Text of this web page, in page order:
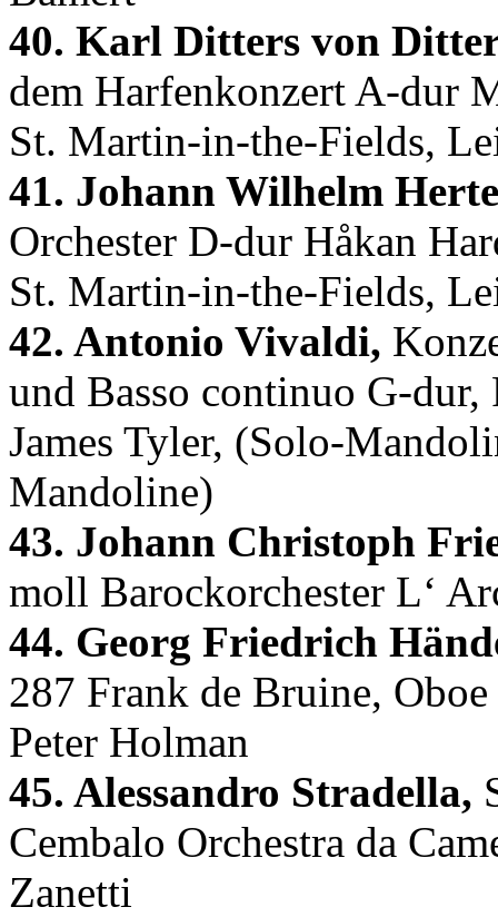
40. Karl Ditters von
dem Harfenkonzert A-dur
St. Martin-in-the-Fields,
41. Johann Wilhelm
Orchester D-dur Håkan
St. Martin-in-the-Fields,
42. Antonio Vivaldi,
und Basso continuo G-
James Tyler, (Solo-
Mandoline)
43. Johann Christoph
moll Barockorchester L‘
44. Georg Friedrich
287 Frank de Bruine,
Peter Holman
45. Alessandro Stradella,
Cembalo Orchestra da
Zanetti